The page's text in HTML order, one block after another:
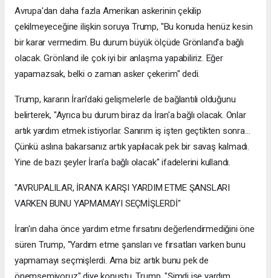
Avrupa'dan daha fazla Amerikan askerinin çekilip
çekilmeyeceğine ilişkin soruya Trump, "Bu konuda henüz kesin
bir karar vermedim. Bu durum büyük ölçüde Grönland'a bağlı
olacak. Grönland ile çok iyi bir anlaşma yapabiliriz. Eğer
yapamazsak, belki o zaman asker çekerim" dedi.
Trump, kararın İran'daki gelişmelerle de bağlantılı olduğunu
belirterek, "Ayrıca bu durum biraz da İran'a bağlı olacak. Onlar
artık yardım etmek istiyorlar. Sanırım iş işten geçtikten sonra...
Çünkü aslına bakarsanız artık yapılacak pek bir savaş kalmadı.
Yine de bazı şeyler İran'a bağlı olacak" ifadelerini kullandı.
"AVRUPALILAR, İRAN'A KARŞI YARDIM ETME ŞANSLARI
VARKEN BUNU YAPMAMAYI SEÇMİŞLERDİ"
İran'ın daha önce yardım etme fırsatını değerlendirmediğini öne
süren Trump, "Yardım etme şansları ve fırsatları varken bunu
yapmamayı seçmişlerdi. Ama biz artık bunu pek de